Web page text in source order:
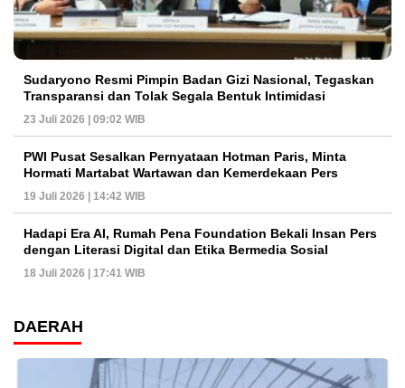
Sudaryono Resmi Pimpin Badan Gizi Nasional, Tegaskan
Transparansi dan Tolak Segala Bentuk Intimidasi
23 Juli 2026 | 09:02 WIB
PWI Pusat Sesalkan Pernyataan Hotman Paris, Minta
Hormati Martabat Wartawan dan Kemerdekaan Pers
19 Juli 2026 | 14:42 WIB
Hadapi Era AI, Rumah Pena Foundation Bekali Insan Pers
dengan Literasi Digital dan Etika Bermedia Sosial
18 Juli 2026 | 17:41 WIB
DAERAH